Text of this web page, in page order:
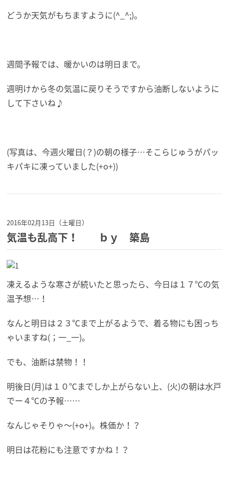
どうか天気がもちますように(^_^;)。
週間予報では、暖かいのは明日まで。
週明けから冬の気温に戻りそうですから油断しないように
して下さいね♪
(写真は、今週火曜日(？)の朝の様子…そこらじゅうがパッ
キパキに凍っていました(+o+))
2016年02月13日（土曜日）
気温も乱高下！ ｂｙ 築島
凍えるような寒さが続いたと思ったら、今日は１７℃の気
温予想…！
なんと明日は２３℃まで上がるようで、着る物にも困っち
ゃいますね(；一_一)。
でも、油断は禁物！！
明後日(月)は１０℃までしか上がらない上、(火)の朝は水戸
でー４℃の予報……
なんじゃそりゃ～(+o+)。株価か！？
明日は花粉にも注意ですかね！？